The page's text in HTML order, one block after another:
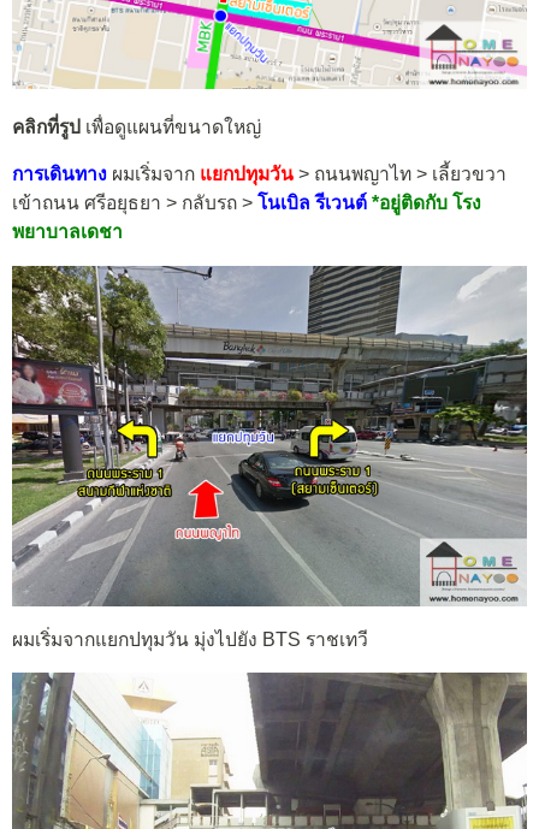
คลิกที่รูป เพื่อดูแผนที่ขนาดใหญ่
การเดินทาง ผมเริ่มจาก แยกปทุมวัน > ถนนพญาไท > เลี้ยวขวา
เข้าถนน ศรีอยุธยา > กลับรถ > โนเบิล รีเวนต์ *อยู่ติดกับ โรง
พยาบาลเดชา
ผมเริ่มจากแยกปทุมวัน มุ่งไปยัง BTS ราชเทวี